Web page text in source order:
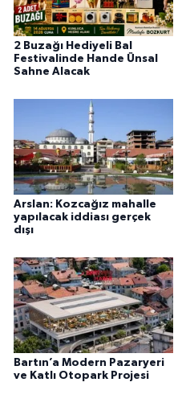
2 Buzağı Hediyeli Bal
Festivalinde Hande Ünsal
Sahne Alacak
Arslan: Kozcağız mahalle
yapılacak iddiası gerçek
dışı
Bartın’a Modern Pazaryeri
ve Katlı Otopark Projesi